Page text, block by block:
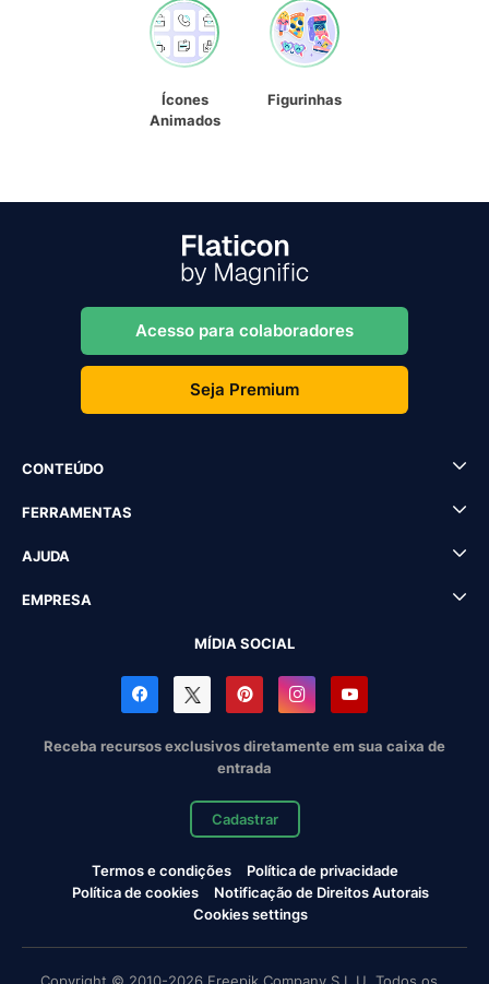
Ícones
Animados
Figurinhas
Acesso para colaboradores
Seja Premium
CONTEÚDO
FERRAMENTAS
AJUDA
EMPRESA
MÍDIA SOCIAL
Receba recursos exclusivos diretamente em sua caixa de
entrada
Cadastrar
Termos e condições
Política de privacidade
Política de cookies
Notificação de Direitos Autorais
Cookies settings